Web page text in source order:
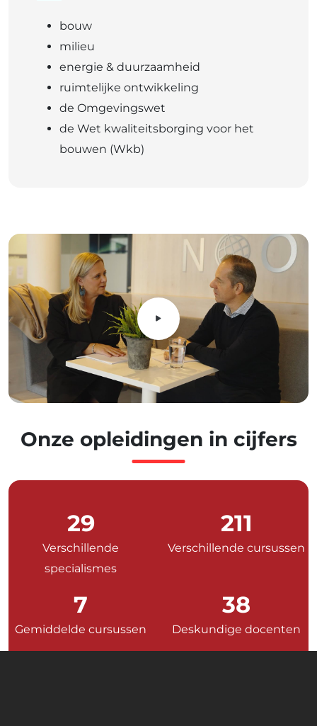
bouw
milieu
energie & duurzaamheid
ruimtelijke ontwikkeling
de Omgevingswet
de Wet kwaliteitsborging voor het
bouwen (Wkb)
Onze opleidingen in cijfers
32
Verschillende
specialismes
232
Verschillende cursussen
8
Gemiddelde cursussen
42
Deskundige docenten